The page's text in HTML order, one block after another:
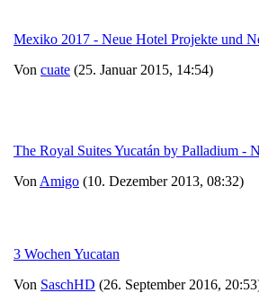
Mexiko 2017 - Neue Hotel Projekte und
Von cuate (25. Januar 2015, 14:54)
The Royal Suites Yucatán by Palladium -
Von Amigo (10. Dezember 2013, 08:32)
3 Wochen Yucatan
Von SaschHD (26. September 2016,